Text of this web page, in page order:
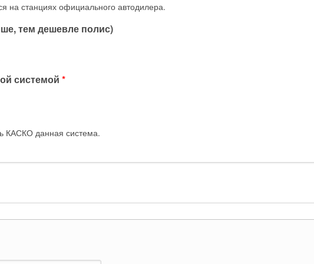
на станциях официального автодилера.
тем дешевле полис)
системой *
КАСКО данная система.